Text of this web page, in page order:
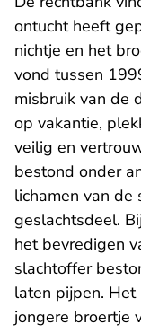
ontucht heeft
nichtje en het
vond tussen
misbruik van de
op vakantie,
veilig en
bestond onder
lichamen van de
geslachtsdeel.
het bevredigen
slachtoffer
laten pijpen. Het
jongere broertje